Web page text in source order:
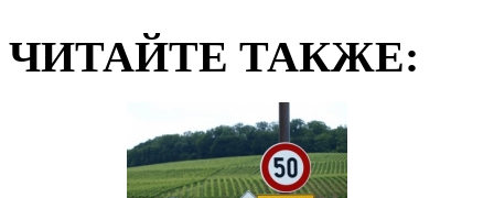
ЧИТАЙТЕ ТАКЖЕ: